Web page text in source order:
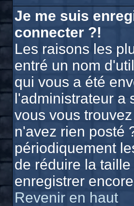
Je me suis
connecter ?!
Les raisons les
entré un nom
qui vous a été
l'administrateur a
vous vous
n'avez rien posté
périodiquement
de réduire la
enregistrer
Revenir en haut